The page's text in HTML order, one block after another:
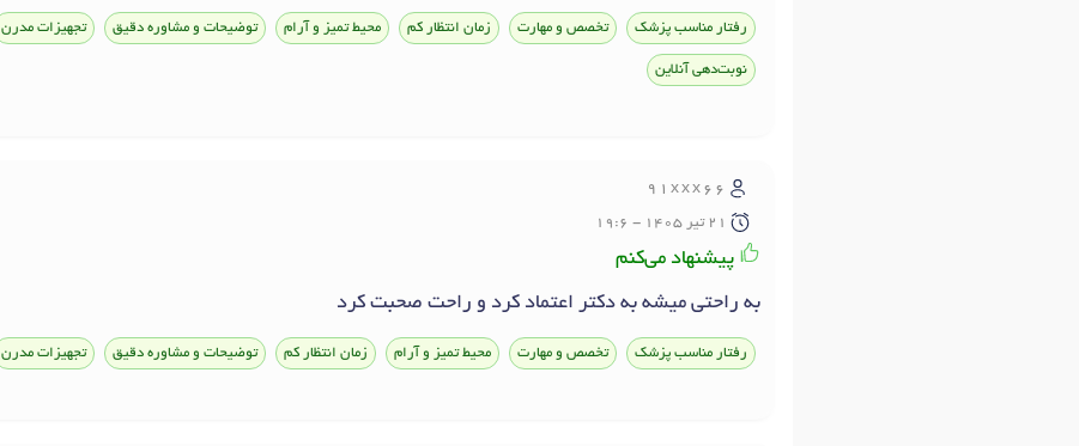
رفتار مناسب پزشک تخصص و مهارت زمان انتظار کم محیط تمیز و آرام توضیحات و مشاوره دقیق تجهیزات مدرن
نوبت‌دهی آنلاین
91xxx66
21 تير 1405 - 19:6
پیشنهاد می‌کنم
به راحتی میشه به دکتر اعتماد کرد و راحت صحبت کرد
رفتار مناسب پزشک تخصص و مهارت محیط تمیز و آرام زمان انتظار کم توضیحات و مشاوره دقیق تجهیزات مدرن